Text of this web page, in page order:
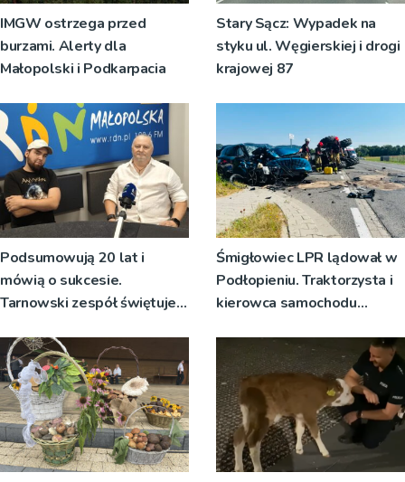
IMGW ostrzega przed
burzami. Alerty dla
Małopolski i Podkarpacia
Stary Sącz: Wypadek na
styku ul. Węgierskiej i drogi
krajowej 87
Podsumowują 20 lat i
mówią o sukcesie.
Tarnowski zespół świętuje
koncert
Śmigłowiec LPR lądował w
Podłopieniu. Traktorzysta i
kierowca samochodu
poszkodowani